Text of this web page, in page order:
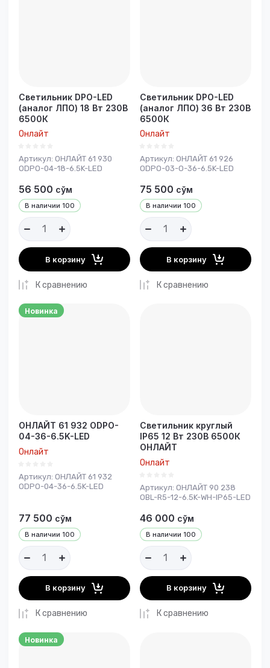
Светильник DPO-LED
(аналог ЛПО) 18 Вт 230В
6500К
Онлайт
Артикул: ОНЛАЙТ 61 930
ODPO-04-18-6.5K-LED
В наличии 100
56 500 сўм
В корзину
К сравнению
Светильник DPO-LED
(аналог ЛПО) 36 Вт 230В
6500К
Онлайт
Артикул: ОНЛАЙТ 61 926
ODPO-03-O-36-6.5K-LED
В наличии 100
75 500 сўм
В корзину
К сравнению
Новинка
ОНЛАЙТ 61 932 ODPO-
04-36-6.5K-LED
Онлайт
Артикул: ОНЛАЙТ 61 932
ODPO-04-36-6.5K-LED
В наличии 100
77 500 сўм
В корзину
К сравнению
Светильник круглый
IP65 12 Вт 230В 6500К
ОНЛАЙТ
Онлайт
Артикул: ОНЛАЙТ 90 238
OBL-R5-12-6.5K-WH-IP65-LED
В наличии 100
46 000 сўм
В корзину
К сравнению
Новинка